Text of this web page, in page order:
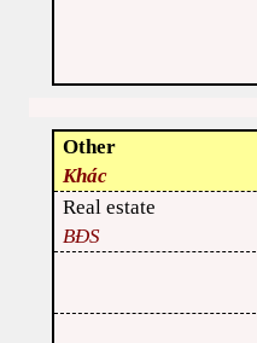
Other
Khác
Real estate
BĐS